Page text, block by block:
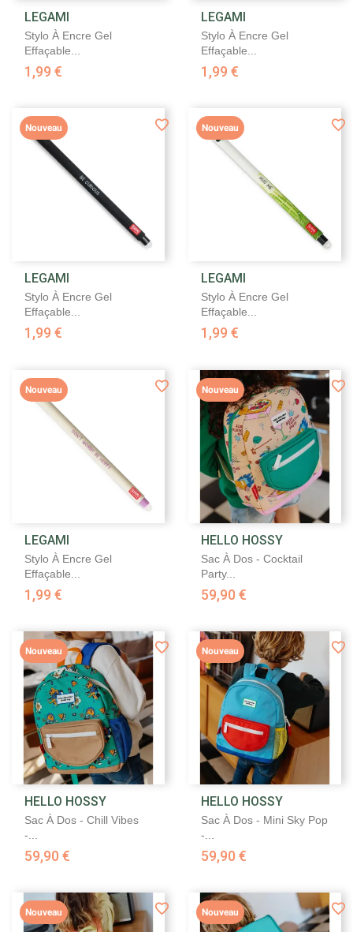
LEGAMI
Stylo À Encre Gel
Effaçable...
1,99 €
LEGAMI
Stylo À Encre Gel
Effaçable...
1,99 €
LEGAMI
Stylo À Encre Gel
Effaçable...
1,99 €
Nouveau
LEGAMI
Stylo À Encre Gel
Effaçable...
1,99 €
Nouveau
LEGAMI
Stylo À Encre Gel
Effaçable...
1,99 €
Nouveau
HELLO HOSSY
Sac À Dos - Cocktail
Party...
59,90 €
Nouveau
HELLO HOSSY
Sac À Dos - Chill Vibes
-...
59,90 €
Nouveau
HELLO HOSSY
Sac À Dos - Mini Sky Pop
-...
59,90 €
Nouveau
Nouveau Nouveau